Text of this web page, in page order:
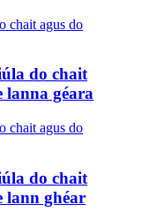
do chait
lanna géara
do chait
lann ghéar